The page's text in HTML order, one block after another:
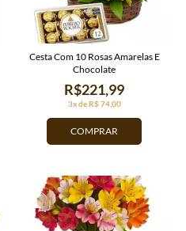
COMPRAR
3x de R$ 74,00
R$221,99
Cesta Com 10 Rosas Amarelas E
Chocolate